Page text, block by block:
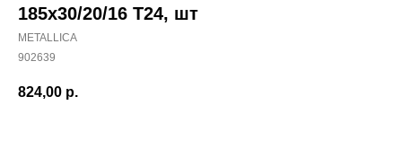
185х30/20/16 Т24, шт
METALLICA
902639
824,00 р.